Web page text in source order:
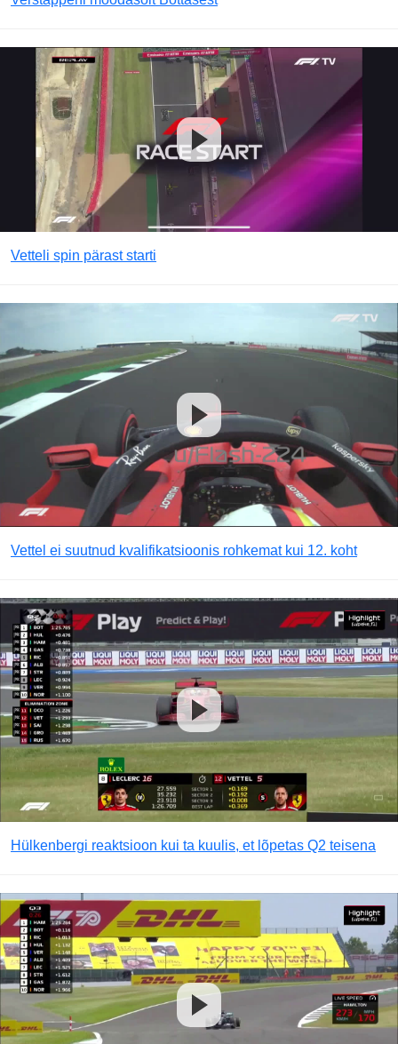
Vetteli spin pärast starti
Vettel ei suutnud kvalifikatsioonis rohkemat kui 12. koht
Hülkenbergi reaktsioon kui ta kuulis, et lõpetas Q2 teisena